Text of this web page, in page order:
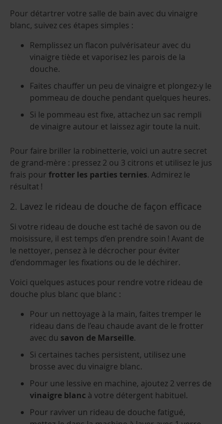
Pour détartrer votre salle de bain avec du vinaigre
blanc, suivez ces étapes simples :
Remplissez un flacon pulvérisateur avec du
vinaigre tiède et vaporisez les parois de la
douche.
Faites chauffer un peu de vinaigre et plongez-y le
pommeau de douche pendant quelques heures.
Si le pommeau est fixe, attachez un sac rempli
de vinaigre autour et laissez agir toute la nuit.
Pour faire briller la robinetterie, voici un autre secret
de grand-mère : pressez 2 ou 3 citrons et utilisez le jus
frais pour frotter les parties ternies. Admirez le
résultat !
2. Lavez le rideau de douche de façon efficace
Si votre rideau de douche est taché de savon ou de
moisissure, il est temps d’en prendre soin ! Avant de
le nettoyer, pensez à le décrocher pour éviter
d’endommager les fixations ou de le déchirer.
Voici quelques astuces pour rendre votre rideau de
douche plus blanc que blanc :
Pour un nettoyage à la main, faites tremper le
rideau dans de l’eau chaude avant de le frotter
avec du savon de Marseille.
Si certaines taches persistent, utilisez une
brosse avec du vinaigre blanc.
Pour une lessive en machine, ajoutez 2 verres de
vinaigre blanc à votre détergent habituel.
Pour raviver un rideau de douche fatigué,